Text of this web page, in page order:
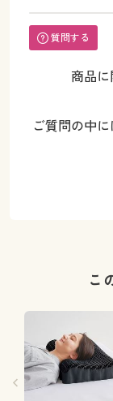
質問する
商品に
ご質問の中
こ